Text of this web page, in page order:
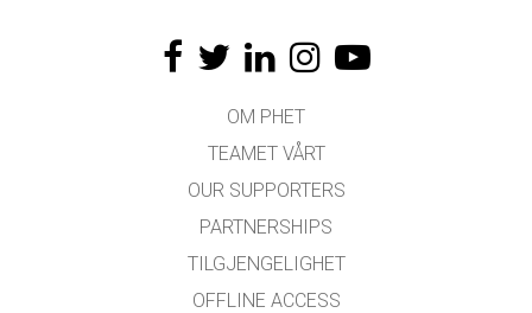
OM PHET
TEAMET VÅRT
OUR SUPPORTERS
PARTNERSHIPS
TILGJENGELIGHET
OFFLINE ACCESS